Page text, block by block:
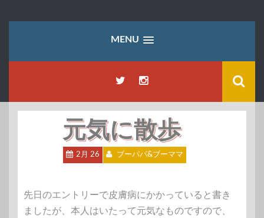
MENU
元気に散歩
2月 26 ブーパパ&ブーママ
先日のエントリーで皮膚病にかかっていると書き
ましたが、本人はいたって元気なものですので、